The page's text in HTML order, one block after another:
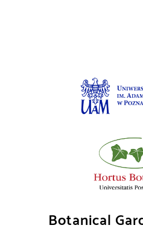
Botanical